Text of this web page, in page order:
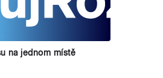
na jednom místě